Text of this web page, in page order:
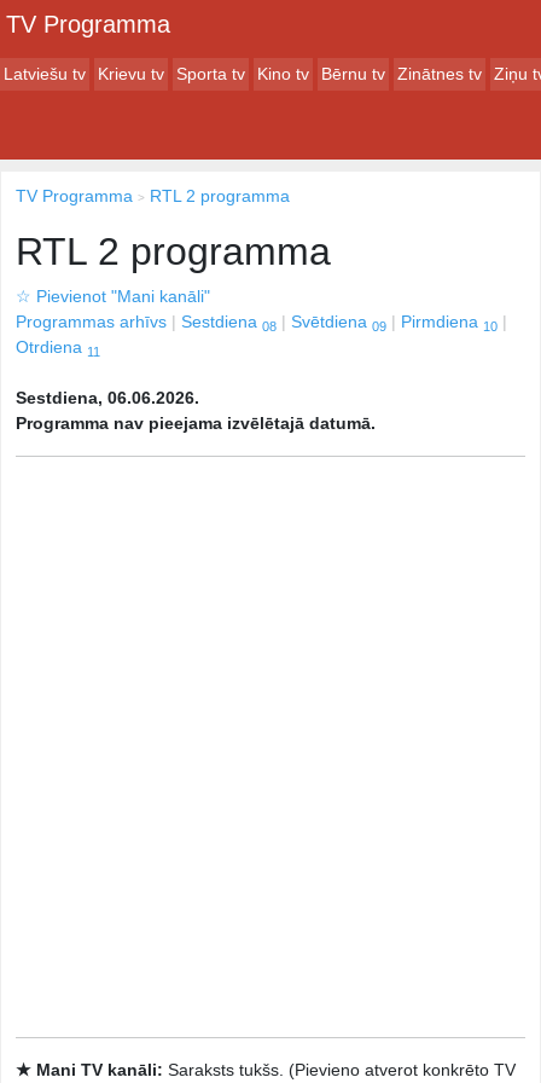
TV Programma
Latviešu tv Krievu tv Sporta tv Kino tv Bērnu tv Zinātnes tv Ziņu
TV Programma RTL 2 programma
RTL 2 programma
☆ Pievienot "Mani kanāli"
Programmas arhīvs
Sestdiena 08 Svētdiena 09 Pirmdiena 10
Otrdiena 11
Sestdiena, 06.06.2026.
Programma nav pieejama izvēlētajā datumā.
★ Mani TV kanāli: Saraksts tukšs. (Pievieno atverot konkrēto TV